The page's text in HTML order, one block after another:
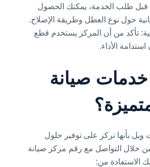
قبل طلب الخدمة، يمكنك الحصول
حول نوع العطل وطريقة الإصلاح.
تأكد من أن المركز يستخدم قطع
الأداء.
خدمات صيانة
ويل بأنها تركز على توفير حلول
خلال التواصل مع رقم مركز صيانة
الاستفادة من: